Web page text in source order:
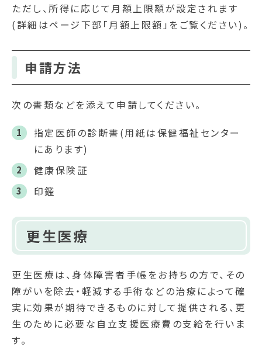
ただし、所得に応じて月額上限額が設定されます
(詳細はページ下部「月額上限額」をご覧ください)。
申請方法
次の書類などを添えて申請してください。
指定医師の診断書(用紙は保健福祉センター
にあります)
健康保険証
印鑑
更生医療
更生医療は、身体障害者手帳をお持ちの方で、その
障がいを除去・軽減する手術などの治療によって確
実に効果が期待できるものに対して提供される、更
生のために必要な自立支援医療費の支給を行いま
す。